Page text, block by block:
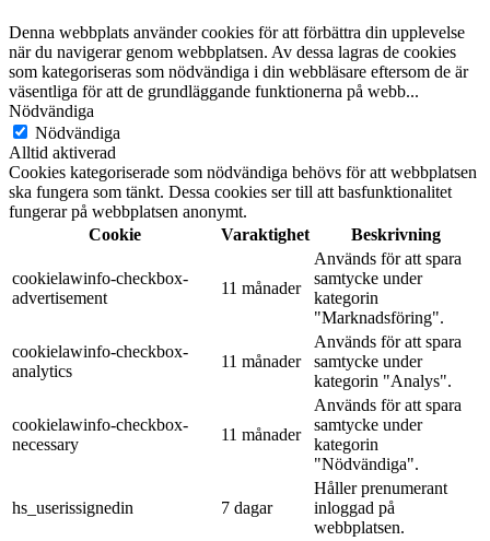
Denna webbplats använder cookies för att förbättra din upplevelse
när du navigerar genom webbplatsen. Av dessa lagras de cookies
som kategoriseras som nödvändiga i din webbläsare eftersom de är
väsentliga för att de grundläggande funktionerna på webb...
Nödvändiga
Nödvändiga
Alltid aktiverad
Cookies kategoriserade som nödvändiga behövs för att webbplatsen
ska fungera som tänkt. Dessa cookies ser till att basfunktionalitet
fungerar på webbplatsen anonymt.
Cookie
Varaktighet Beskrivning
cookielawinfo-checkbox-
advertisement
11 månader
Används för att spara
samtycke under
kategorin
"Marknadsföring".
cookielawinfo-checkbox-
analytics
11 månader
Används för att spara
samtycke under
kategorin "Analys".
cookielawinfo-checkbox-
necessary
11 månader
Används för att spara
samtycke under
kategorin
"Nödvändiga".
hs_userissignedin 7 dagar
Håller prenumerant
inloggad på
webbplatsen.